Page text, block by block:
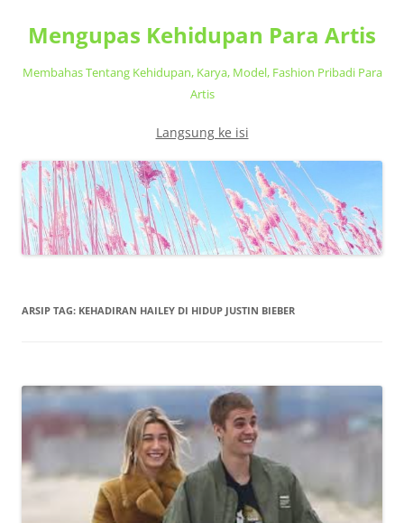
Mengupas Kehidupan Para Artis
Membahas Tentang Kehidupan, Karya, Model, Fashion Pribadi Para
Artis
Langsung ke isi
ARSIP TAG: KEHADIRAN HAILEY DI HIDUP JUSTIN BIEBER